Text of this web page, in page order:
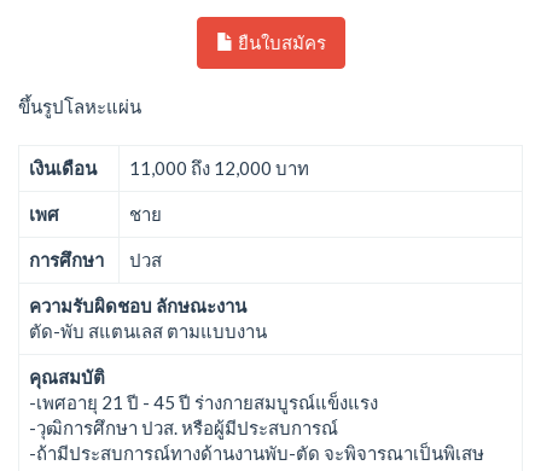
ยืนใบสมัคร
ขึ้นรูปโลหะแผ่น
เงินเดือน 11,000 ถึง 12,000 บาท
เพศ ชาย
การศึกษา ปวส
ความรับผิดชอบ ลักษณะงาน
ตัด-พับ สแตนเลส ตามแบบงาน
คุณสมบัติ
-เพศอายุ 21 ปี - 45 ปี ร่างกายสมบูรณ์แข็งแรง
-วุฒิการศึกษา ปวส. หรือผู้มีประสบการณ์
-ถ้ามีประสบการณ์ทางด้านงานพับ-ตัด จะพิจารณาเป็นพิเสษ